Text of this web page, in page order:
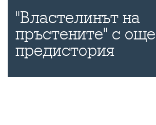
"Властелинът на
пръстените" с
предистория